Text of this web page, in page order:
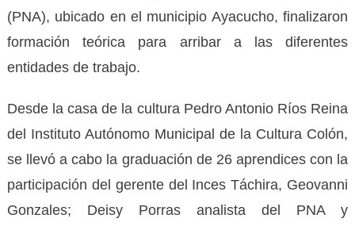
(PNA), ubicado en el municipio Ayacucho, finalizaron
formación teórica para arribar a las diferentes
entidades de trabajo.
Desde la casa de la cultura Pedro Antonio Ríos Reina
del Instituto Autónomo Municipal de la Cultura Colón,
se llevó a cabo la graduación de 26 aprendices con la
participación del gerente del Inces Táchira, Geovanni
Gonzales; Deisy Porras analista del PNA y